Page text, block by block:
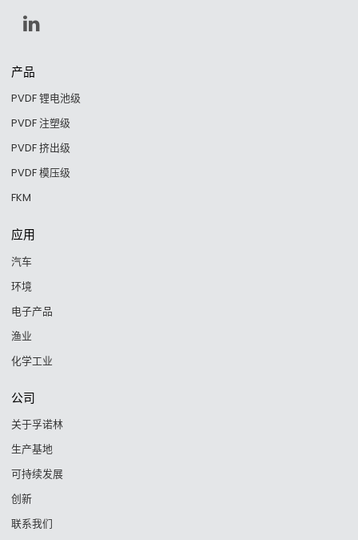
产品
PVDF 锂电池级
PVDF 注塑级
PVDF 挤出级
PVDF 模压级
FKM
应用
汽车
环境
电子产品
渔业
化学工业
公司
关于孚诺林
生产基地
可持续发展
创新
联系我们